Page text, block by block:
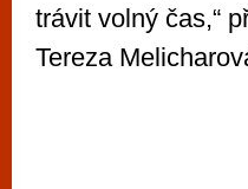
trávit volný čas,“
Tereza